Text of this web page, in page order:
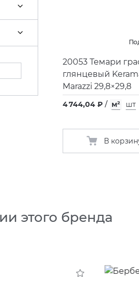
20053 Темари
глянцевый
Marazzi 29,8×29,8
4 744,04 ₽ / м² шт
В
этого бренда